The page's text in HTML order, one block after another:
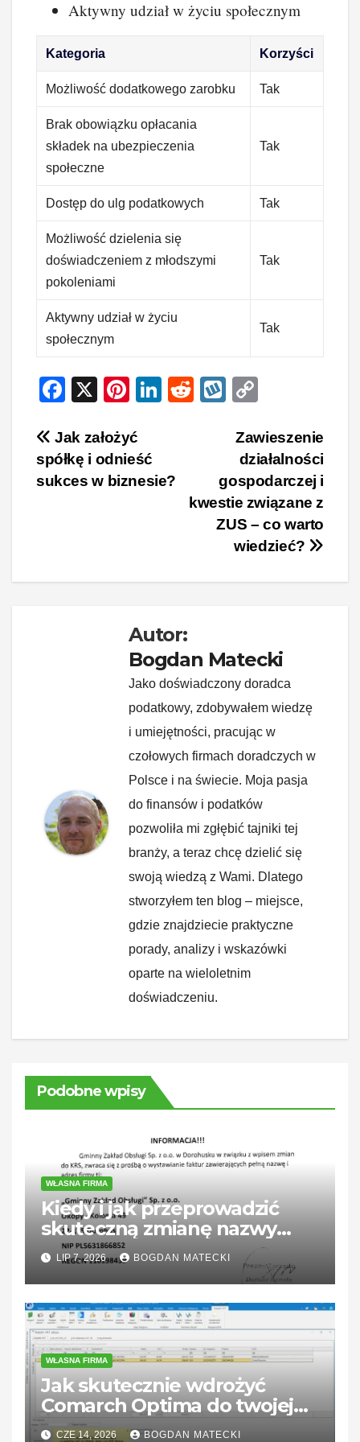
Aktywny udział w życiu społecznym
Kategoria Korzyści
Możliwość dodatkowego zarobku Tak
Brak obowiązku opłacania
składek na ubezpieczenia
społeczne
Tak
Dostęp do ulg podatkowych Tak
Możliwość dzielenia się
doświadczeniem z młodszymi
pokoleniami
Tak
Aktywny udział w życiu
społecznym
Tak
F
c
e
b
X
Pi
er
e
st
Li
dI
R
t
W
o
p
p
y
Li
n
k
Nawigacja
wpisu
Zawieszenie
działalności
gospodarczej i
kwestie związane z
ZUS – co warto
wiedzieć?
Jak założyć
spółkę i odnieść
sukces w biznesie?
Autor:
Bogdan Matecki
Jako doświadczony doradca
podatkowy, zdobywałem wiedzę
i umiejętności, pracując w
czołowych firmach doradczych w
Polsce i na świecie. Moja pasja
do finansów i podatków
pozwoliła mi zgłębić tajniki tej
branży, a teraz chcę dzielić się
swoją wiedzą z Wami. Dlatego
stworzyłem ten blog – miejsce,
gdzie znajdziecie praktyczne
porady, analizy i wskazówki
oparte na wieloletnim
doświadczeniu.
Podobne wpisy
WŁASNA FIRMA
Kiedy i jak przeprowadzić
skuteczną zmianę nazwy
firmy?
LIP 7, 2026 BOGDAN MATECKI
WŁASNA FIRMA
Jak skutecznie wdrożyć
Comarch Optima do twojej
firmy i dobrać odpowiednie
CZE 14, 2026 BOGDAN MATECKI